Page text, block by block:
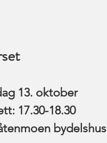
13. oktober
17.30-18.30
bydelshus